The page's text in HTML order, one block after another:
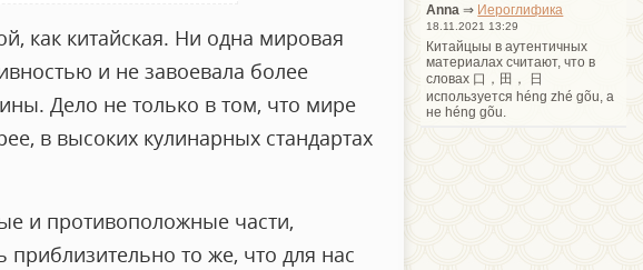
как китайская. Ни одна мировая
и не завоевала более
Дело не только в том, что мире
в высоких кулинарных стандартах
и противоположные части,
то же, что для нас
Anna ⇒ Иероглифика
18.11.2021 13:29
Китайцыы в аутентичных
материалах считают, что в
словах 口，田， 日
используется héng zhé gõu, а
не héng gõu.